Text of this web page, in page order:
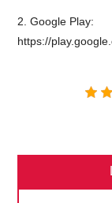
2. Google Play:
https://